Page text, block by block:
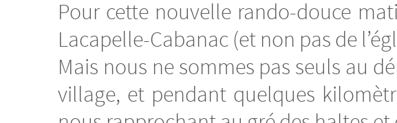
Pour cette nouvelle rando-douce
Lacapelle-Cabanac (et non pas de
Mais nous ne sommes pas seuls au
village, et pendant quelques